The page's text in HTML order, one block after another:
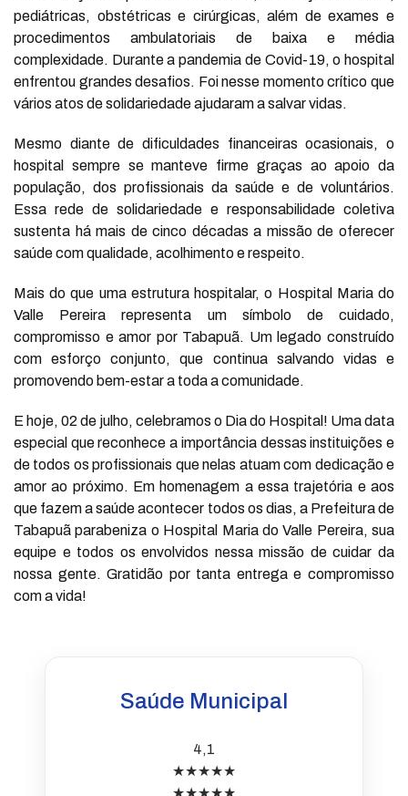
pediátricas, obstétricas e cirúrgicas, além de exames e
procedimentos ambulatoriais de baixa e média
complexidade. Durante a pandemia de Covid-19, o hospital
enfrentou grandes desafios. Foi nesse momento crítico que
vários atos de solidariedade ajudaram a salvar vidas.
Mesmo diante de dificuldades financeiras ocasionais, o
hospital sempre se manteve firme graças ao apoio da
população, dos profissionais da saúde e de voluntários.
Essa rede de solidariedade e responsabilidade coletiva
sustenta há mais de cinco décadas a missão de oferecer
saúde com qualidade, acolhimento e respeito.
Mais do que uma estrutura hospitalar, o Hospital Maria do
Valle Pereira representa um símbolo de cuidado,
compromisso e amor por Tabapuã. Um legado construído
com esforço conjunto, que continua salvando vidas e
promovendo bem-estar a toda a comunidade.
E hoje, 02 de julho, celebramos o Dia do Hospital! Uma data
especial que reconhece a importância dessas instituições e
de todos os profissionais que nelas atuam com dedicação e
amor ao próximo. Em homenagem a essa trajetória e aos
que fazem a saúde acontecer todos os dias, a Prefeitura de
Tabapuã parabeniza o Hospital Maria do Valle Pereira, sua
equipe e todos os envolvidos nessa missão de cuidar da
nossa gente. Gratidão por tanta entrega e compromisso
com a vida!
Saúde Municipal
4,1
★★★★★
★★★★★